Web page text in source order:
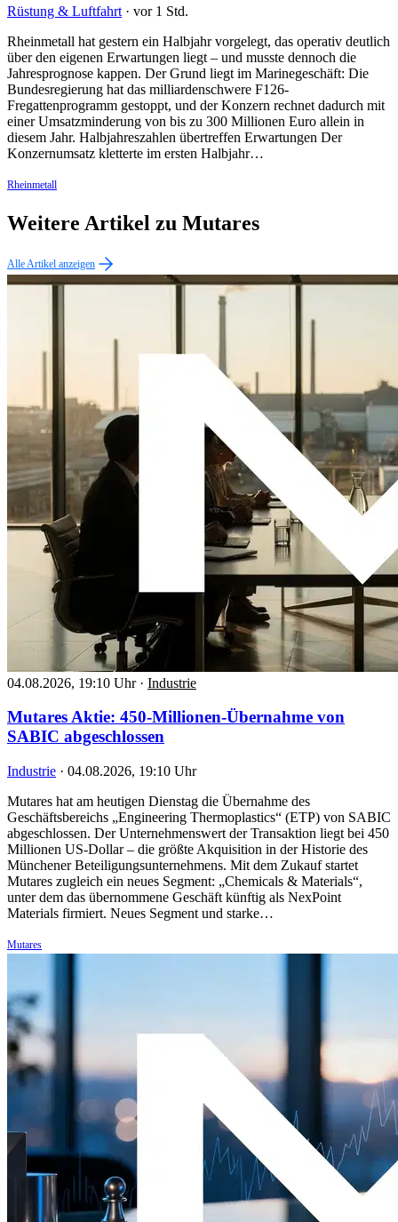
Rüstung & Luftfahrt · vor 1 Std.
Rheinmetall hat gestern ein Halbjahr vorgelegt, das operativ deutlich
über den eigenen Erwartungen liegt – und musste dennoch die
Jahresprognose kappen. Der Grund liegt im Marinegeschäft: Die
Bundesregierung hat das milliardenschwere F126-
Fregattenprogramm gestoppt, und der Konzern rechnet dadurch mit
einer Umsatzminderung von bis zu 300 Millionen Euro allein in
diesem Jahr. Halbjahreszahlen übertreffen Erwartungen Der
Konzernumsatz kletterte im ersten Halbjahr…
Rheinmetall
Weitere Artikel zu Mutares
Alle Artikel anzeigen
04.08.2026, 19:10 Uhr · Industrie
Mutares Aktie: 450-Millionen-Übernahme von
SABIC abgeschlossen
Industrie · 04.08.2026, 19:10 Uhr
Mutares hat am heutigen Dienstag die Übernahme des
Geschäftsbereichs „Engineering Thermoplastics“ (ETP) von SABIC
abgeschlossen. Der Unternehmenswert der Transaktion liegt bei 450
Millionen US-Dollar – die größte Akquisition in der Historie des
Münchener Beteiligungsunternehmens. Mit dem Zukauf startet
Mutares zugleich ein neues Segment: „Chemicals & Materials“,
unter dem das übernommene Geschäft künftig als NexPoint
Materials firmiert. Neues Segment und starke…
Mutares